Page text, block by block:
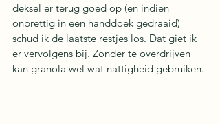
deksel er terug goed op (en indien
onprettig in een handdoek gedraaid)
schud ik de laatste restjes los. Dat giet ik
er vervolgens bij. Zonder te overdrijven
kan granola wel wat nattigheid gebruiken.